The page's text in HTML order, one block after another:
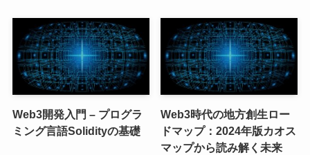
Web3開発入門 – プログラ
ミング言語Solidityの基礎
Web3時代の地方創生ロー
ドマップ：2024年版カオス
マップから読み解く未来